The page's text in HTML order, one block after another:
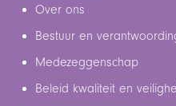
Over ons
Bestuur en
Medezeggenschap
Beleid kwaliteit en